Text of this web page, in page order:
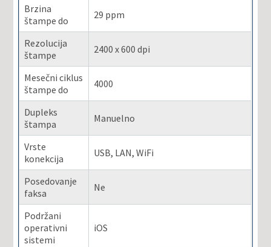
Brzina
štampe do
29 ppm
Rezolucija
štampe
2400 x 600 dpi
Mesečni ciklus
štampe do
4000
Dupleks
štampa
Manuelno
Vrste
konekcija
USB, LAN, WiFi
Posedovanje
faksa
Ne
Podržani
operativni
sistemi
iOS